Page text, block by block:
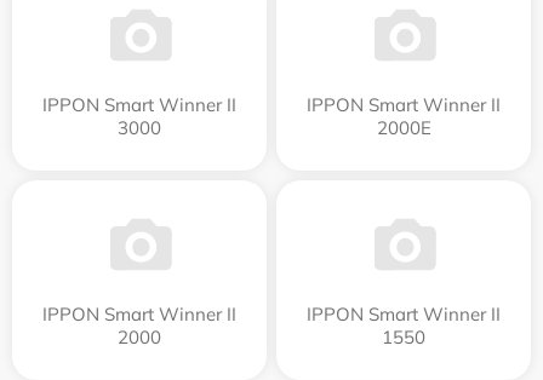
IPPON Smart Winner II
3000
IPPON Smart Winner II
2000E
IPPON Smart Winner II
2000
IPPON Smart Winner II
1550